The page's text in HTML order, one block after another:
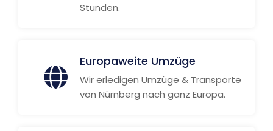
Stunden.
Europaweite Umzüge
Wir erledigen Umzüge & Transporte
von Nürnberg nach ganz Europa.